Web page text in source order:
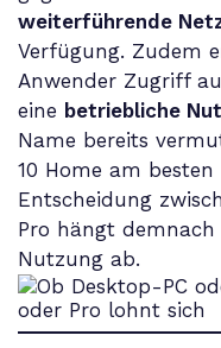
weiterführende
Verfügung. Zudem
Anwender Zugriff
eine betriebliche
Name bereits
10 Home am besten
Entscheidung
Pro hängt
Nutzung ab.